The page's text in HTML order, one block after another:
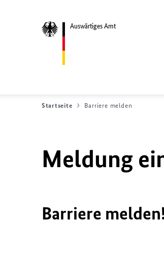
Auswärtiges Amt
Startseite Barriere melden
Meldung
Barriere